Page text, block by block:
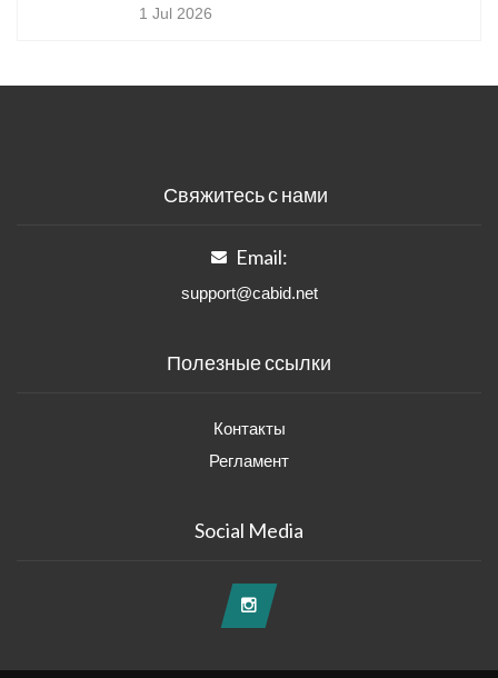
1 Jul 2026
Свяжитесь с нами
Email:
support@cabid.net
Полезные ссылки
Контакты
Регламент
Social Media